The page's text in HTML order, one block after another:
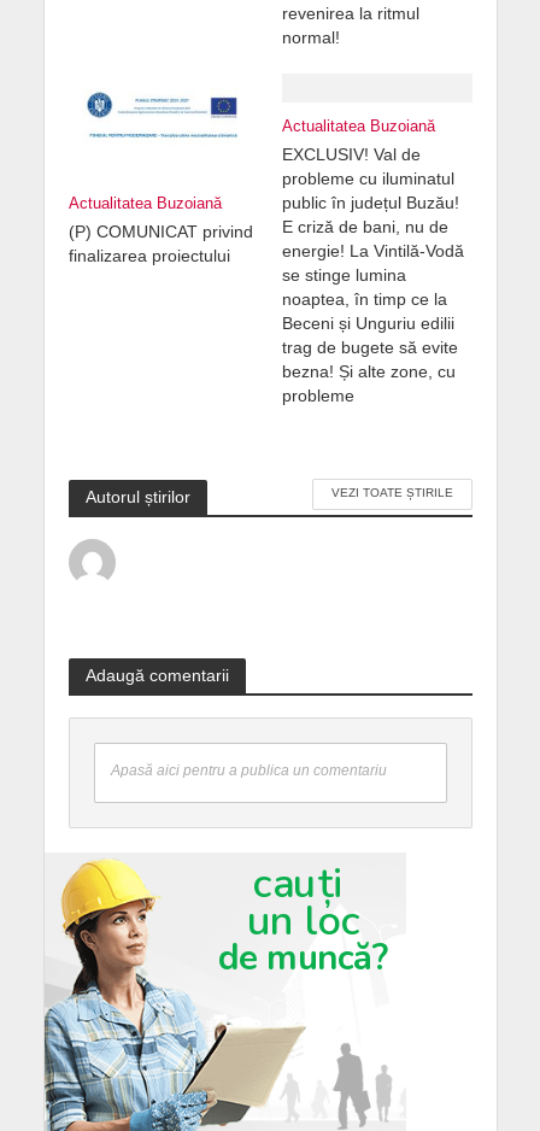
revenirea la ritmul
normal!
Actualitatea Buzoiană
(P) COMUNICAT privind
finalizarea proiectului
Actualitatea Buzoiană
EXCLUSIV! Val de
probleme cu iluminatul
public în județul Buzău!
E criză de bani, nu de
energie! La Vintilă-Vodă
se stinge lumina
noaptea, în timp ce la
Beceni și Unguriu edilii
trag de bugete să evite
bezna! Și alte zone, cu
probleme
Autorul știrilor VEZI TOATE ȘTIRILE
Adaugă comentarii
Apasă aici pentru a publica un comentariu